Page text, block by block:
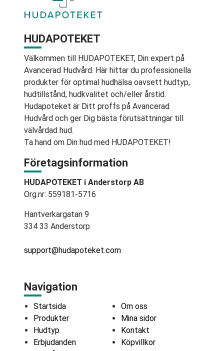
HUDAPOTEKET
Välkommen till HUDAPOTEKET, Din expert på
Avancerad Hudvård. Här hittar du professionella
produkter för optimal hudhälsa oavsett hudtyp,
hudtillstånd, hudkvalitet och/eller årstid.
Hudapoteket är Ditt proffs på Avancerad
Hudvård och ger Dig bästa förutsättningar till
välvårdad hud.
Ta hand om Din hud med HUDAPOTEKET!
Företagsinformation
HUDAPOTEKET i Anderstorp AB
Org.nr: 559181-5716
Hantverkargatan 9
334 33 Anderstorp
support@hudapoteket.com
Navigation
Startsida
Produkter
Hudtyp
Erbjudanden
Om oss
Mina sidor
Kontakt
Köpvillkor